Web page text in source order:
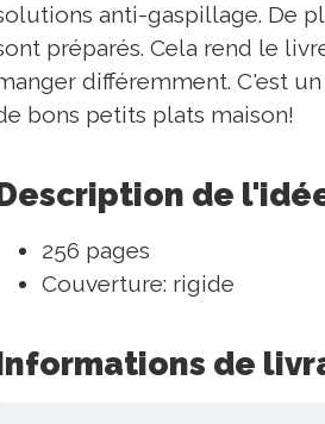
anti-gaspillage. De
préparés. Cela rend le
différemment. C'est
bons petits plats maison!
de
256 pages
Couverture: rigide
de